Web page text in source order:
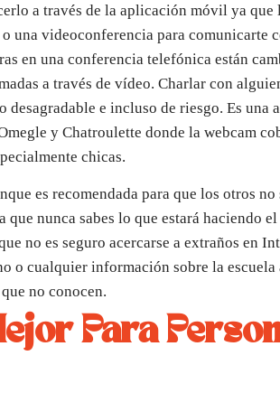
a través de la aplicación móvil ya
una videoconferencia para comunicarte
en una conferencia telefónica están
a través de vídeo. Charlar con
desagradable e incluso de riesgo. Es
y Chatroulette donde la webcam
chicas.
es recomendada para que los otros
nunca sabes lo que estará haciendo
no es seguro acercarse a extraños en
cualquier información sobre la escuela
no conocen.
Para